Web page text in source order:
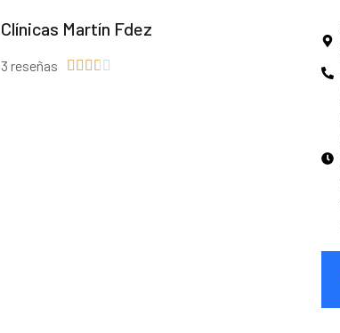
Clínicas Martín Fdez
3 reseñas     